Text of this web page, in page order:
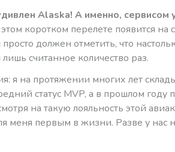
Alaska! А именно, сервисом
коротком перелете появится на
должен отметить, что
считанное количество раз.
я на протяжении многих лет
статус MVP, а в прошлом году
на такую лояльность этой
меня первым в жизни. Разве у нас